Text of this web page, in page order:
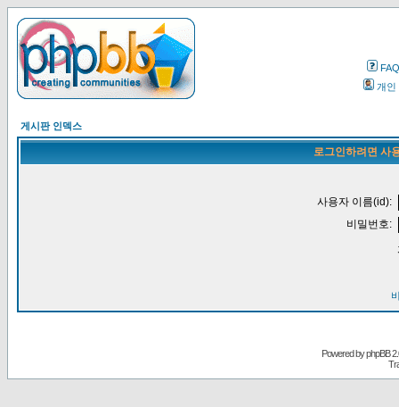
FAQ
개인
게시판 인덱스
로그인하려면 사
사용자 이름(id):
비밀번호:
Powered byphpBB